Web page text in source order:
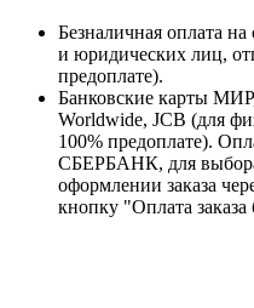
Безналичная оплата
и юридических лиц,
предоплате).
Банковские карты
Worldwide, JCB (для
100% предоплате).
СБЕРБАНК, для
оформлении заказа
кнопку "Оплата